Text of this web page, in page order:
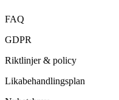
FAQ
GDPR
Riktlinjer & policy
Likabehandlingsplan